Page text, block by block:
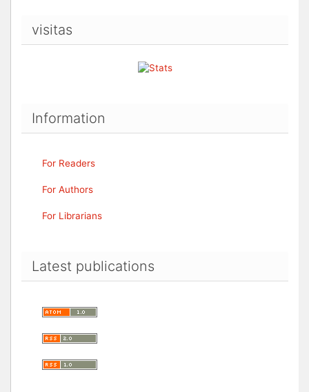
visitas
Information
For Readers
For Authors
For Librarians
Latest publications